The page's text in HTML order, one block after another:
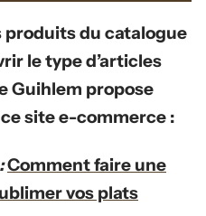
produits du catalogue
le type d’articles
Guihlem propose
site e-commerce :
Comment faire une
vos plats